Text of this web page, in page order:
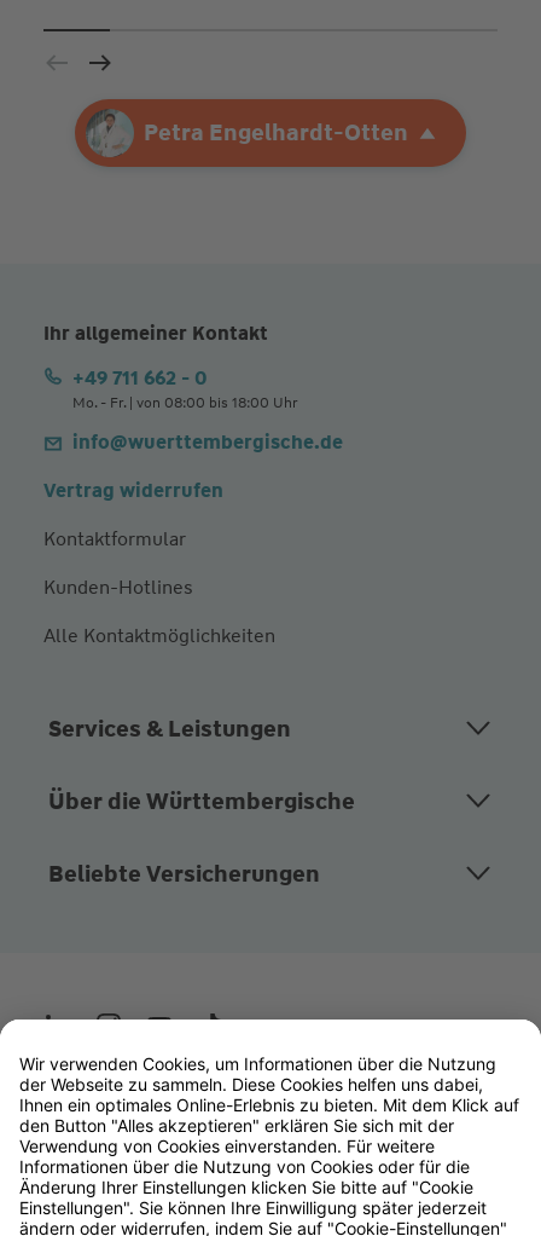
Ihre AgenturPetra Engelhardt-Otten
Petra Engelhardt-Otten
Ihr allgemeiner Kontakt
+49 711 662 - 0
Mo. - Fr. | von 08:00 bis 18:00 Uhr
info@wuerttembergische.de
Vertrag widerrufen
Kontaktformular
Kunden-Hotlines
Alle Kontaktmöglichkeiten
Services & Leistungen
Über die Württembergische
Beliebte Versicherungen
Wüstenrot
W&W Gruppe
OLB Bank
Makler
Impressum